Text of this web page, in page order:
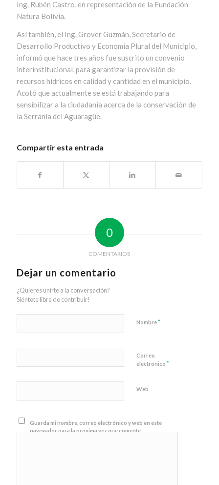
Ing. Rubén Castro, en representación de la Fundación
Natura Bolivia.
Así también, el Ing. Grover Guzmán, Secretario de
Desarrollo Productivo y Economía Plural del Municipio,
informó que hace tres años fue suscrito un convenio
interinstitucional, para garantizar la provisión de
recursos hídricos en calidad y cantidad en el municipio.
Acotó que actualmente se está trabajando para
sensibilizar a la ciudadanía acerca de la conservación de
la Serranía del Aguaragüe.
Compartir esta entrada
0
COMENTARIOS
Dejar un comentario
¿Quieres unirte a la conversación?
Siéntete libre de contribuir!
Nombre*
Correo
electrónico *
Web
Guarda mi nombre, correo electrónico y web en este
navegador para la próxima vez que comente.